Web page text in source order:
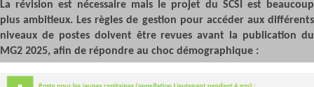
La révision est nécessaire mais le projet du SCSI est beaucoup
plus ambitieux. Les règles de gestion pour accéder aux différents
niveaux de postes doivent être revues avant la publication du
MG2 2025, afin de répondre au choc démographique :